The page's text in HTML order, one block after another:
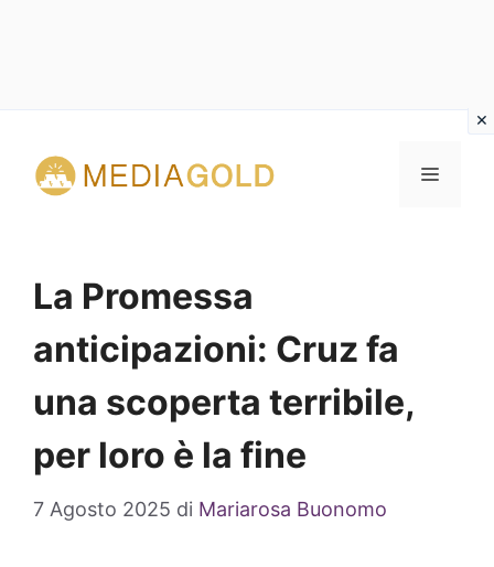
contenuto
MENU
La Promessa
anticipazioni: Cruz fa
una scoperta terribile,
per loro è la fine
7 Agosto 2025 di Mariarosa Buonomo